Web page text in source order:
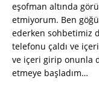
eşofman altında
etmiyorum. Ben
ederken sohbetimiz
telefonu çaldı ve
ve içeri girip onunla
etmeye başladım…